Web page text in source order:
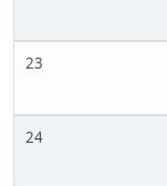
23
24